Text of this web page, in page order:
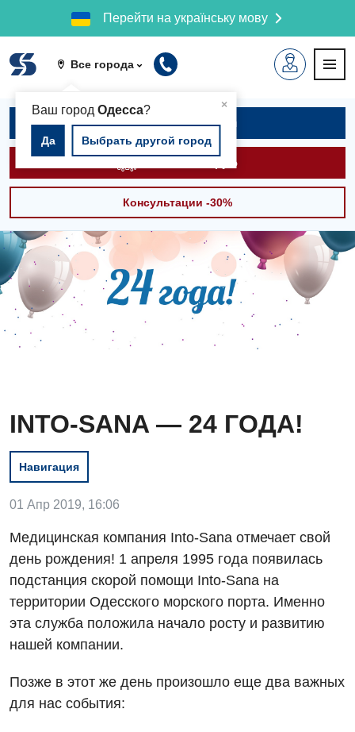
Перейти на українську мову
Все города
×
Ваш город Одесса?
Да Выбрать другой город
Вакансии
Мероприятия БПР
Интернатура
Энциклопедия
Программа лояльности
Отзывы
Диагностика
Ангиографические исследования
Диагностическое отделение
Инструментальная диагностика
Компьютерная томография
Гинекологическое отделение
Дневной стационар
Записаться на приём
Вызвать скорую
Консультации -30%
INTO-SANA — 24 ГОДА!
Навигация
01 Апр 2019, 16:06
Медицинская компания Into-Sana отмечает свой
день рождения! 1 апреля 1995 года появилась
подстанция скорой помощи Into-Sana на
территории Одесского морского порта. Именно
эта служба положила начало росту и развитию
нашей компании.
Позже в этот же день произошло еще два важных
для нас события: